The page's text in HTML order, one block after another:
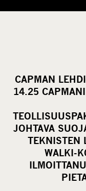
CAPMAN
14.25
JOHTAVA
TEKNISTEN
WALKI-